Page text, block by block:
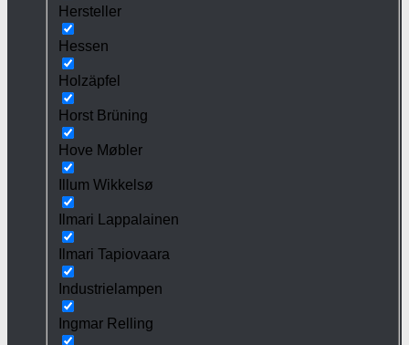
Hersteller
Hessen
Holzäpfel
Horst Brüning
Hove Møbler
Illum Wikkelsø
Ilmari Lappalainen
Ilmari Tapiovaara
Industrielampen
Ingmar Relling